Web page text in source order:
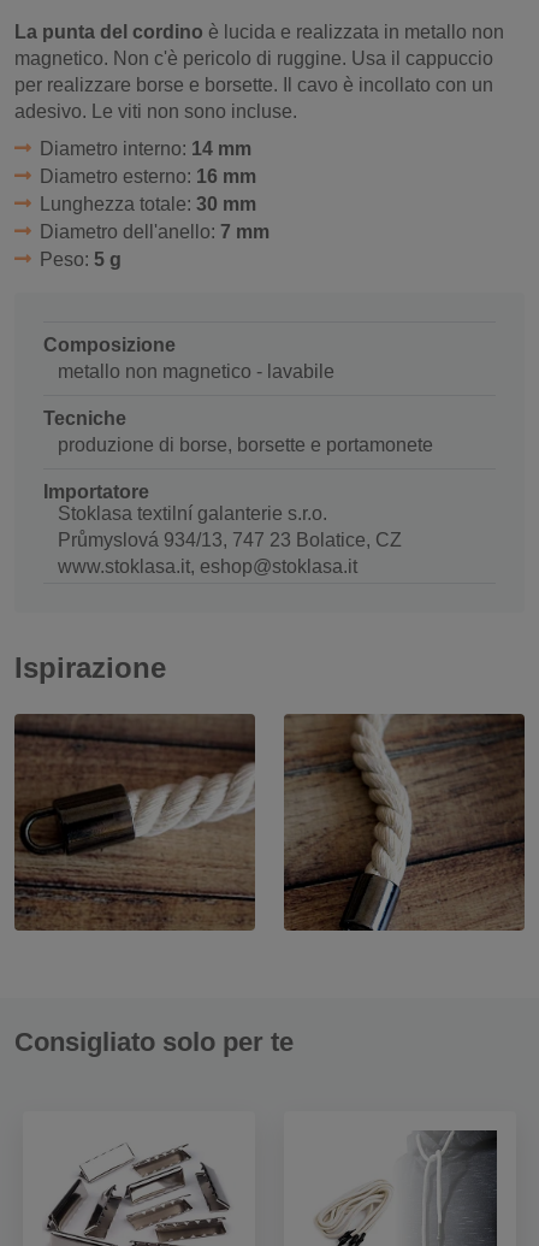
La punta del cordino è lucida e realizzata in metallo non
magnetico. Non c'è pericolo di ruggine. Usa il cappuccio
per realizzare borse e borsette. Il cavo è incollato con un
adesivo. Le viti non sono incluse.
Diametro interno: 14 mm
Diametro esterno: 16 mm
Lunghezza totale: 30 mm
Diametro dell'anello: 7 mm
Peso: 5 g
Composizione
metallo non magnetico - lavabile
Tecniche
produzione di borse, borsette e portamonete
Importatore
Stoklasa textilní galanterie s.r.o.
Průmyslová 934/13, 747 23 Bolatice, CZ
www.stoklasa.it, eshop@stoklasa.it
Ispirazione
Consigliato solo per te